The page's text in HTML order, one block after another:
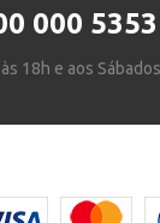
000 5353
18h e aos